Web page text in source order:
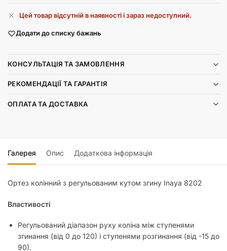
Цей товар відсутній в наявності і зараз недоступний.
Додати до списку бажань
КОНСУЛЬТАЦІЯ ТА ЗАМОВЛЕННЯ
РЕКОМЕНДАЦІЇ ТА ГАРАНТІЯ
ОПЛАТА ТА ДОСТАВКА
Галерея Опис Додаткова інформація
Ортез колінний з регульованим кутом згину Inaya 8202
Властивості
Регульований діапазон руху коліна між ступенями
згинання (від 0 до 120) і ступенями розгинання (від -15 до
90).